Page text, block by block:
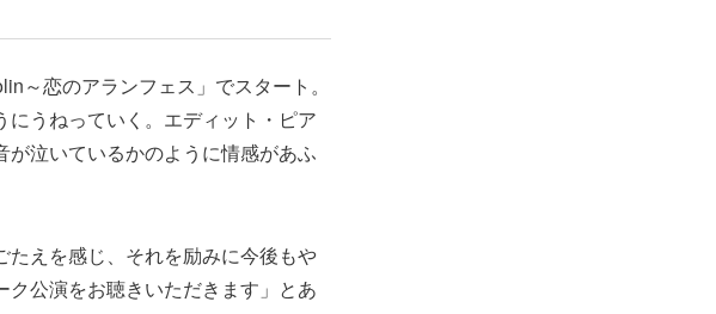
～恋のアランフェス」でスタート。
うねっていく。エディット・ピア
泣いているかのように情感があふ
えを感じ、それを励みに今後もや
公演をお聴きいただきます」とあ